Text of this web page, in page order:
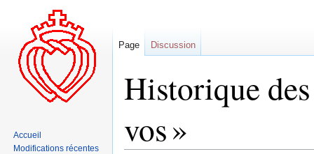
Historique
vos »
Page Discussion
Accueil
Modifications récentes